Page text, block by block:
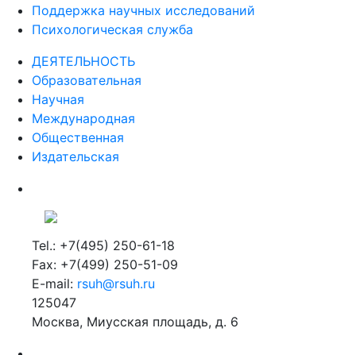
Поддержка научных исследований
Психологическая служба
ДЕЯТЕЛЬНОСТЬ
Образовательная
Научная
Международная
Общественная
Издательская
Tel.: +7(495) 250-61-18
Fax: +7(499) 250-51-09
E-mail: rsuh@rsuh.ru
125047
Москва, Миусская площадь, д. 6